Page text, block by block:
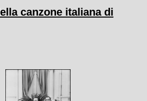
canzone italiana di